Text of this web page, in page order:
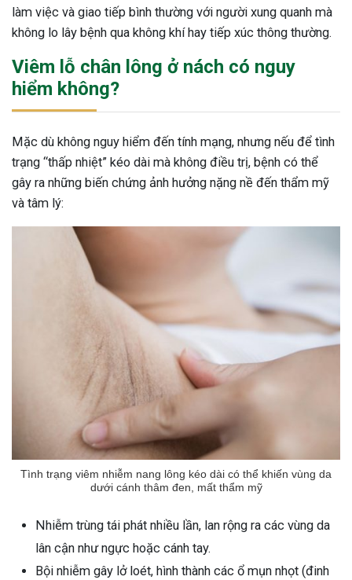
làm việc và giao tiếp bình thường với người xung quanh mà
không lo lây bệnh qua không khí hay tiếp xúc thông thường.
Viêm lỗ chân lông ở nách có nguy
hiểm không?
Mặc dù không nguy hiểm đến tính mạng, nhưng nếu để tình
trạng “thấp nhiệt” kéo dài mà không điều trị, bệnh có thể
gây ra những biến chứng ảnh hưởng nặng nề đến thẩm mỹ
và tâm lý:
Tình trạng viêm nhiễm nang lông kéo dài có thể khiến vùng da
dưới cánh thâm đen, mất thẩm mỹ
Nhiễm trùng tái phát nhiều lần, lan rộng ra các vùng da
lân cận như ngực hoặc cánh tay.
Bội nhiễm gây lở loét, hình thành các ổ mụn nhọt (đinh